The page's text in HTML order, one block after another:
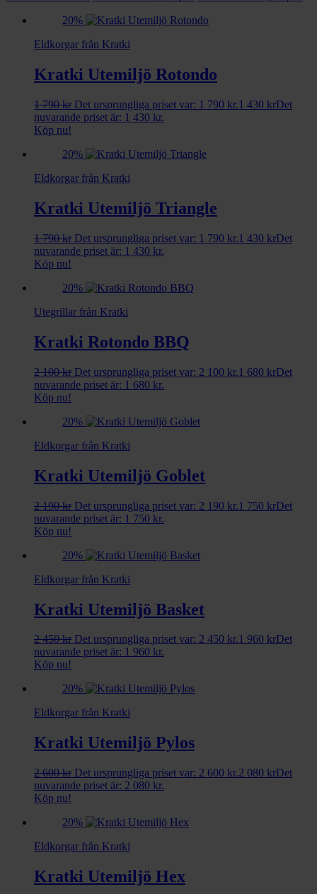
20%
Eldkorgar från Kratki
Kratki Utemiljö Rotondo
1 790kr Det ursprungliga priset var: 1 790 kr.1 430 krDet
nuvarande priset är: 1 430 kr.
Köp nu!
20%
Eldkorgar från Kratki
Kratki Utemiljö Triangle
1 790kr Det ursprungliga priset var: 1 790 kr.1 430 krDet
nuvarande priset är: 1 430 kr.
Köp nu!
20%
Utegrillar från Kratki
Kratki Rotondo BBQ
2 100kr Det ursprungliga priset var: 2 100 kr.1 680 krDet
nuvarande priset är: 1 680 kr.
Köp nu!
20%
Eldkorgar från Kratki
Kratki Utemiljö Goblet
2 190kr Det ursprungliga priset var: 2 190 kr.1 750 krDet
nuvarande priset är: 1 750 kr.
Köp nu!
20%
Eldkorgar från Kratki
Kratki Utemiljö Basket
2 450kr Det ursprungliga priset var: 2 450 kr.1 960 krDet
nuvarande priset är: 1 960 kr.
Köp nu!
20%
Eldkorgar från Kratki
Kratki Utemiljö Pylos
2 600kr Det ursprungliga priset var: 2 600 kr.2 080 krDet
nuvarande priset är: 2 080 kr.
Köp nu!
20%
Eldkorgar från Kratki
Kratki Utemiljö Hex